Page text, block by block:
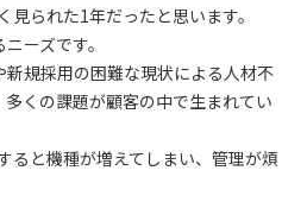
られた1年だったと思います。
ーズです。
規採用の困難な現状による人材不
くの課題が顧客の中で生まれてい
ると機種が増えてしまい、管理が煩